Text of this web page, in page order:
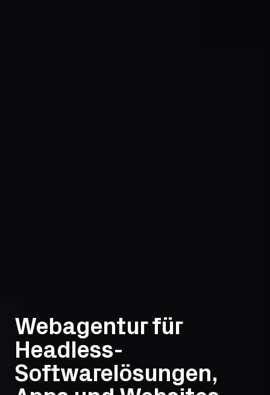
Webagentur für
Headless-
Softwarelösungen,